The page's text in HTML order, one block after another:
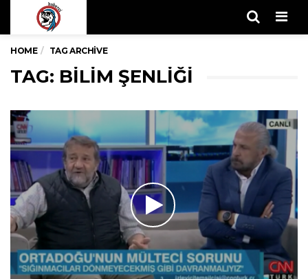
HOME TAG ARCHIVE
TAG: BILIM ŞENLIĞI